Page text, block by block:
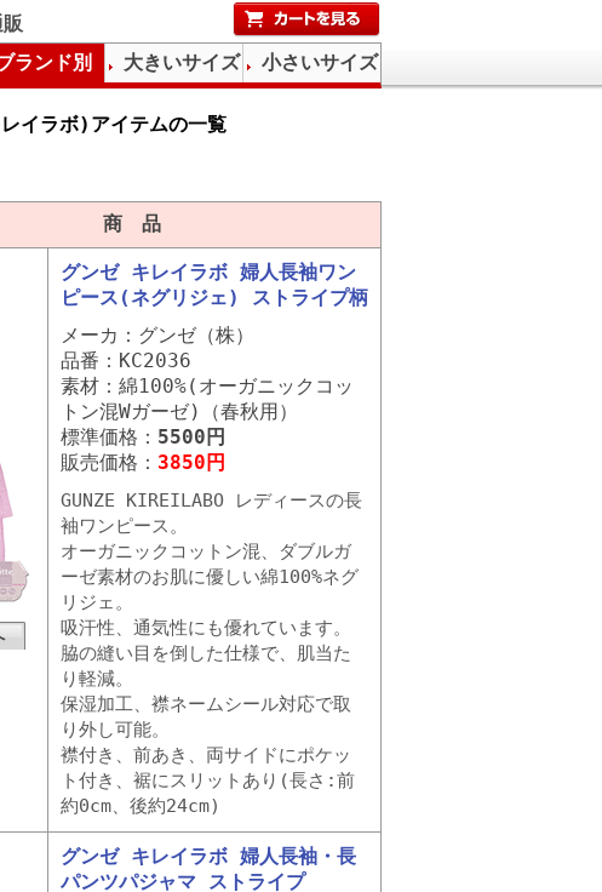
イラボ)アイテムの一覧
商 品
グンゼ キレイラボ 婦人長袖ワン
ピース(ネグリジェ) ストライプ柄
メーカ：グンゼ（株）
品番：KC2036
素材：綿100%(オーガニックコッ
トン混Wガーゼ)（春秋用）
標準価格： 5500円
販売価格： 3850円
GUNZE KIREILABO レディースの長
袖ワンピース。
オーガニックコットン混、ダブルガ
ーゼ素材のお肌に優しい綿100%ネグ
リジェ。
吸汗性、通気性にも優れています。
脇の縫い目を倒した仕様で、肌当た
り軽減。
保湿加工、襟ネームシール対応で取
り外し可能。
襟付き、前あき、両サイドにポケッ
ト付き、裾にスリットあり(長さ:前
約0cm、後約24cm)
グンゼ キレイラボ 婦人長袖・長
パンツパジャマ ストライプ
ランド別 大きいサイズ 小さいサイズ